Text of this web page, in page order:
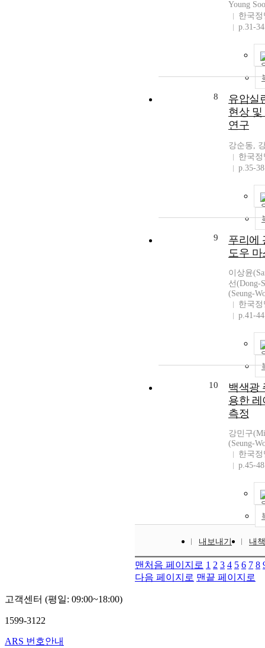
Young
한국
p.31-34
8
유압실
현상
연구
강순동,
한국
p.35-38
9
푸리에
도우
이상윤
선(Dong-
(Seung-
한국
p.41-44
10
백색광
용한
측정
강민구
(Seung-
한국
p.45-48
내보내기 내
맨처음 페이지로 1 2 3 4 5 6 7 8
다음 페이지로 맨끝 페이지로
고객센터 (평일: 09:00~18:00)
1599-3122
ARS 번호안내